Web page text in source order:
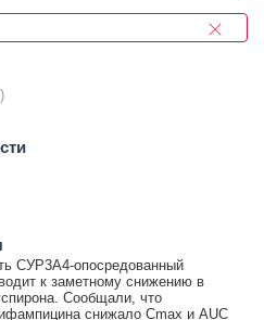
СУР3А4-опосредованный
к заметному снижению в
Сообщали, что
снижало Cmax и AUC